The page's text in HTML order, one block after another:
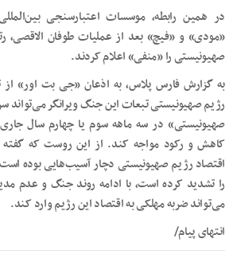
در همین رابطه، موسسات اعتبارسنجی
«مودی» و «فیچ» بعد از عملیات طوفان الاقصی،
صهیونیستی را «منفی» اعلام کردند.
به گزارش فارس پلاس، به اذعان «جی بت اور» از
رژیم صهیونیستی تبعات این جنگ ویرانگر می‌تواند
اقتصاد رژیم صهیونیستی دچار آسیب‌هایی بوده
را تشدید کرده است، با ادامه روند جنگ و عدم
می‌تواند ضربه مهلکی به اقتصاد این رژیم وارد کند.
انتهای پیام/